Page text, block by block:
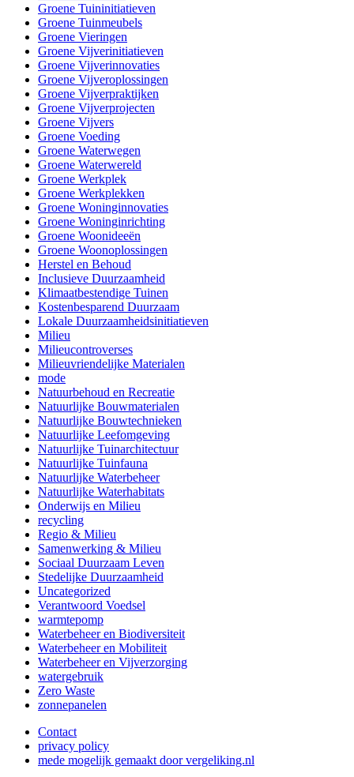
Groene Tuininitiatieven
Groene Tuinmeubels
Groene Vieringen
Groene Vijverinitiatieven
Groene Vijverinnovaties
Groene Vijveroplossingen
Groene Vijverpraktijken
Groene Vijverprojecten
Groene Vijvers
Groene Voeding
Groene Waterwegen
Groene Waterwereld
Groene Werkplek
Groene Werkplekken
Groene Woninginnovaties
Groene Woninginrichting
Groene Woonideeën
Groene Woonoplossingen
Herstel en Behoud
Inclusieve Duurzaamheid
Klimaatbestendige Tuinen
Kostenbesparend Duurzaam
Lokale Duurzaamheidsinitiatieven
Milieu
Milieucontroverses
Milieuvriendelijke Materialen
mode
Natuurbehoud en Recreatie
Natuurlijke Bouwmaterialen
Natuurlijke Bouwtechnieken
Natuurlijke Leefomgeving
Natuurlijke Tuinarchitectuur
Natuurlijke Tuinfauna
Natuurlijke Waterbeheer
Natuurlijke Waterhabitats
Onderwijs en Milieu
recycling
Regio & Milieu
Samenwerking & Milieu
Sociaal Duurzaam Leven
Stedelijke Duurzaamheid
Uncategorized
Verantwoord Voedsel
warmtepomp
Waterbeheer en Biodiversiteit
Waterbeheer en Mobiliteit
Waterbeheer en Vijverzorging
watergebruik
Zero Waste
zonnepanelen
Contact
privacy policy
mede mogelijk gemaakt door vergeliking.nl